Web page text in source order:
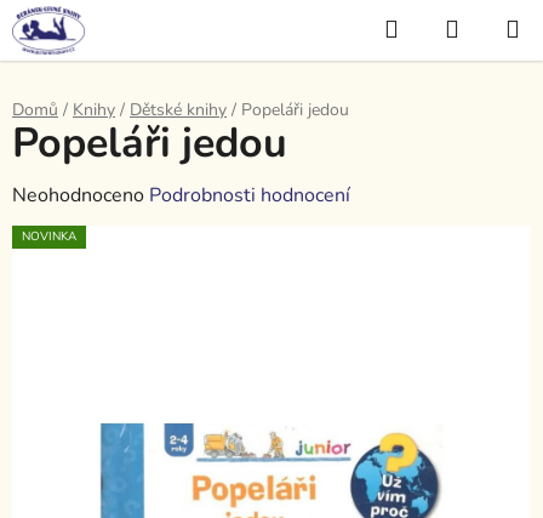
Přejít
na
obsah
Hledat
KOŠÍK
Domů / Knihy / Dětské knihy / Popeláři jedou
Popeláři jedou
Průměrné
hodnocení
Neohodnoceno Podrobnosti hodnocení
NOVINKA